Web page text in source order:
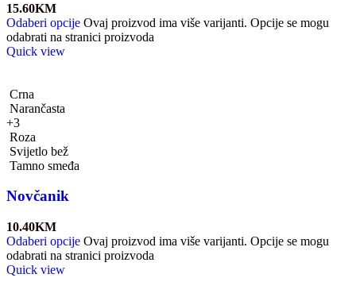
15.60KM
Odaberi opcije Ovaj proizvod ima više varijanti. Opcije se mogu
odabrati na stranici proizvoda
Quick view
Crna
Narančasta
+3
Roza
Svijetlo bež
Tamno smeđa
Novčanik
10.40KM
Odaberi opcije Ovaj proizvod ima više varijanti. Opcije se mogu
odabrati na stranici proizvoda
Quick view